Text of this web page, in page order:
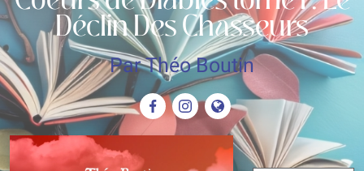
Déclin Des Chasseurs
Par Théo Boutin